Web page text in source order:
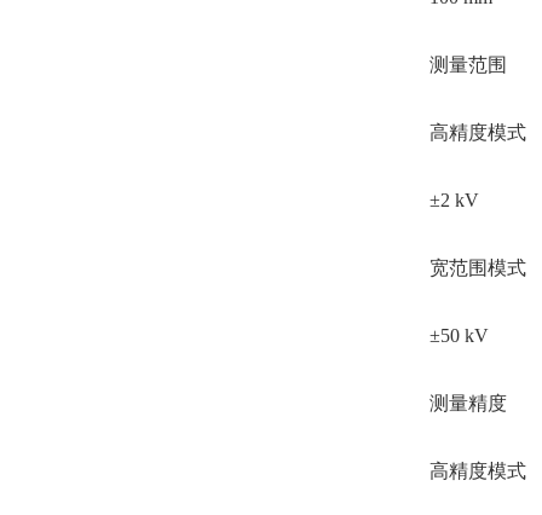
测量范围
高精度模式
±2 kV
宽范围模式
±50 kV
测量精度
高精度模式